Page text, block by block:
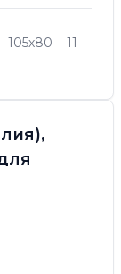
105х80 11